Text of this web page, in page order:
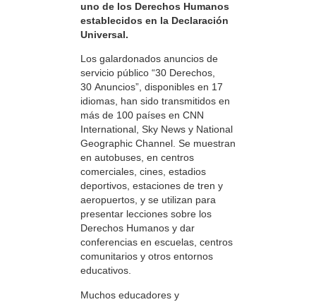
uno de los Derechos Humanos
establecidos en la Declaración
Universal.
Los galardonados anuncios de
servicio público “30 Derechos,
30 Anuncios”, disponibles en 17
idiomas, han sido transmitidos en
más de 100 países en CNN
International, Sky News y National
Geographic Channel. Se muestran
en autobuses, en centros
comerciales, cines, estadios
deportivos, estaciones de tren y
aeropuertos, y se utilizan para
presentar lecciones sobre los
Derechos Humanos y dar
conferencias en escuelas, centros
comunitarios y otros entornos
educativos.
Muchos educadores y